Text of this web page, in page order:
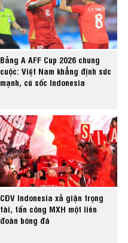
Bảng A AFF Cup 2026 chung
cuộc: Việt Nam khẳng định sức
mạnh, cú sốc Indonesia
CĐV Indonesia xả giận trọng
tài, tấn công MXH một liên
đoàn bóng đá